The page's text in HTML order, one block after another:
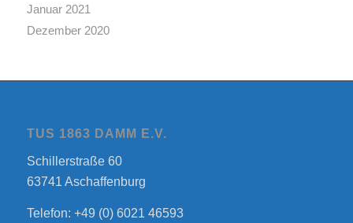
Januar 2021
Dezember 2020
TUS 1863 DAMM E.V.
Schillerstraße 60
63741 Aschaffenburg
Telefon: +49 (0) 6021 46593